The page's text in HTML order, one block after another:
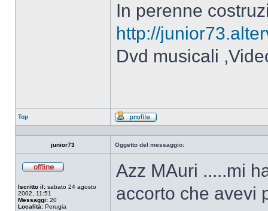
In perenne
http://
Dvd musicali
Top
Profilo
junior73 Oggetto del messaggio:
Iscritto il: sabato 24 agosto
2002, 11:51
Messaggi: 20
Località: Perugia
Azz MAuri .....mi
accorto che avevi